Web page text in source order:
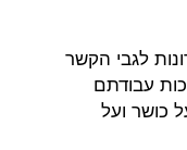
לגבי הקשר
עבודתם
כושר ועל